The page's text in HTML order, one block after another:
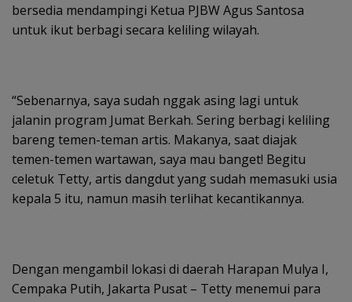
bersedia mendampingi Ketua PJBW Agus Santosa
untuk ikut berbagi secara keliling wilayah.
“Sebenarnya, saya sudah nggak asing lagi untuk
jalanin program Jumat Berkah. Sering berbagi keliling
bareng temen-teman artis. Makanya, saat diajak
temen-temen wartawan, saya mau banget! Begitu
celetuk Tetty, artis dangdut yang sudah memasuki usia
kepala 5 itu, namun masih terlihat kecantikannya.
Dengan mengambil lokasi di daerah Harapan Mulya I,
Cempaka Putih, Jakarta Pusat – Tetty menemui para